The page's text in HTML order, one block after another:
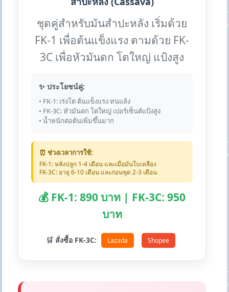
ชุดคู่สำหรับมันสำปะหลัง เริ่มด้วย
FK-1 เพื่อต้นแข็งแรง ตามด้วย FK-
3C เพื่อหัวมันดก โตใหญ่ แป้งสูง
✨ ประโยชน์คู่:
• FK-1: เร่งโต ต้นแข็งแรง ทนแล้ง
• FK-3C: หัวมันดก โตใหญ่ เปอร์เซ็นต์แป้งสูง
• น้ำหนักต่อต้นเพิ่มขึ้นมาก
⏰ ช่วงเวลาการใช้:
FK-1: หลังปลูก 1-4 เดือน และเมื่อมันใบเหลือง
FK-3C: อายุ 6-10 เดือน และก่อนขุด 2-3 เดือน
💰 FK-1: 890 บาท | FK-3C: 950
บาท
🛒 สั่งซื้อ FK-3C: Lazada Shopee